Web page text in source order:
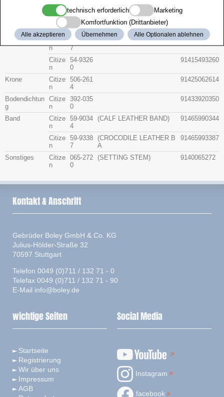
Gruppe HerstellerTeile-Nr.Beschreibung Artikel-Nr.
Glas
Citize
n
54-8036
7
91415480367
Citize
n
54-9326
0
91415493260
Krone
Citize
n
506-261
4
91425062614
Bodendichtun
g
Citize
n
392-035
0
91433920350
Band
Citize
n
59-9034
4
(CALF LEATHER BAND) 91465990344
Citize
n
59-9338
7
(CROCODILE LEATHER B
A
91465993387
Sonstiges
Citize
n
065-272
0
(SETTING STEM) 9140065272
technisch erforderlich
Marketing
Komfortfunktion (Drittanbieter)
Alle akzeptieren Übernehmen Alle Optionalen ablehnen
Kontakt & Anschrift
Gebrüder Boley GmbH & Co. KG
Julius-Hölder-Straße 32
70597 Stuttgart
Telefon 0049 (0)711 / 132 71 - 0
Telefax 0049 (0)711 / 132 71 - 90
E-Mail info@boley.de
wichtige Seiten
Startseite
Registrierung
Wir über uns
Impressum
AGB
Social Media
Instagram
facebook